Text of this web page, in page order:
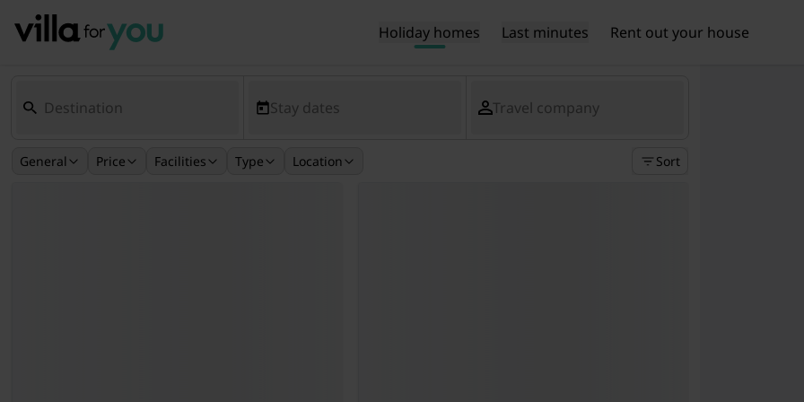
Holiday homes Last minutes Rent out your house
Stay dates Travel company
General Price Facilities Type Location Sort